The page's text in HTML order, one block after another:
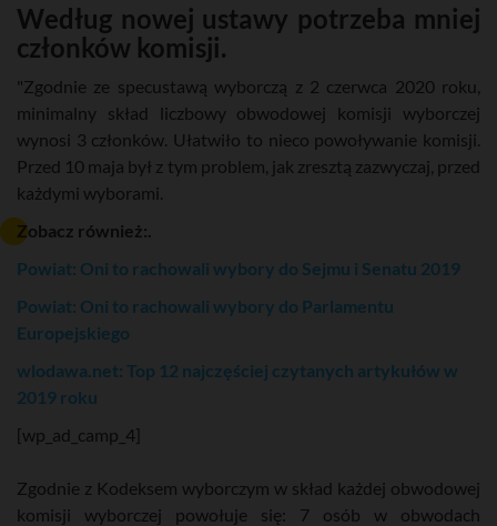
Według nowej ustawy potrzeba mniej
członków komisji.
"Zgodnie ze specustawą wyborczą z 2 czerwca 2020 roku,
minimalny skład liczbowy obwodowej komisji wyborczej
wynosi 3 członków. Ułatwiło to nieco powoływanie komisji.
Przed 10 maja był z tym problem, jak zresztą zazwyczaj, przed
każdymi wyborami.
Zobacz również:.
Powiat: Oni to rachowali wybory do Sejmu i Senatu 2019
Powiat: Oni to rachowali wybory do Parlamentu
Europejskiego
wlodawa.net: Top 12 najczęściej czytanych artykułów w
2019 roku
[wp_ad_camp_4]
Zgodnie z Kodeksem wyborczym w skład każdej obwodowej
komisji wyborczej powołuje się: 7 osób w obwodach